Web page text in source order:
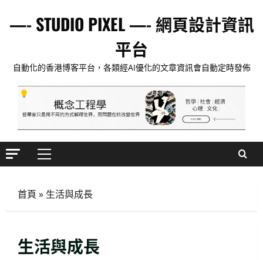
—- STUDIO PIXEL —- 網頁設計資訊
平台
自動化的香港博客平台，各類經AI優化的文章資訊會自動定時發佈
Primary
首頁 » 生活與成長
生活與成長